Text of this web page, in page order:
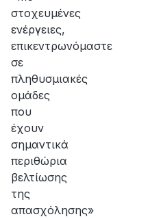
στοχευμένες
ενέργειες,
επικεντρωνόμαστε
σε
πληθυσμιακές
ομάδες
που
έχουν
σημαντικά
περιθώρια
βελτίωσης
της
απασχόλησης»